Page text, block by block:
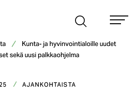
Kunta- ja hyvinvointialoille uudet
sekä uusi palkkaohjelma
AJANKOHTAISTA